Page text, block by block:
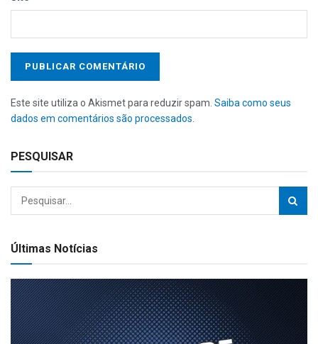
Este site utiliza o Akismet para reduzir spam. Saiba como seus
dados em comentários são processados.
PESQUISAR
Últimas Notícias